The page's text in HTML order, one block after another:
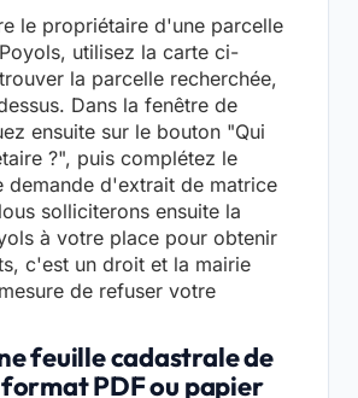
le propriétaire d'une parcelle
utilisez la carte ci-
la parcelle recherchée,
Dans la fenêtre de
ensuite sur le bouton "Qui
?", puis complétez le
demande d'extrait de matrice
solliciterons ensuite la
à votre place pour obtenir
c'est un droit et la mairie
de refuser votre
feuille cadastrale de
PDF ou papier